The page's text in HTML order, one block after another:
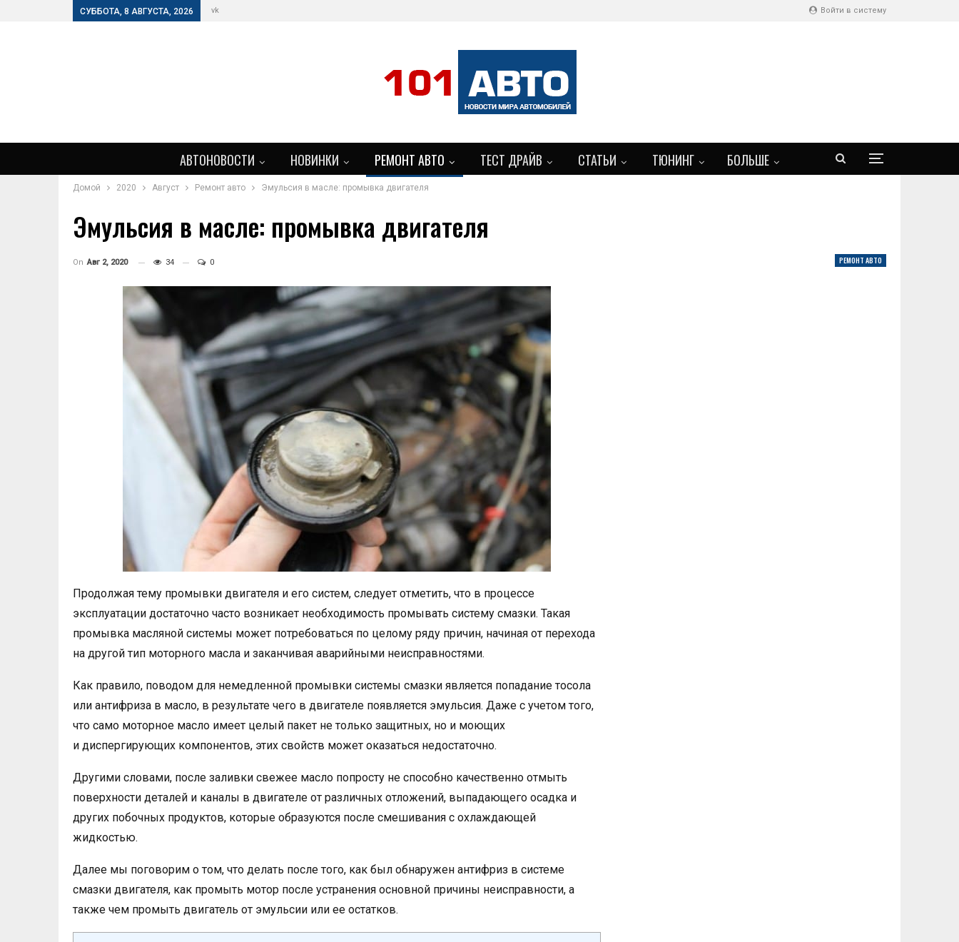
Войти в систему
СУББОТА, 8 АВГУСТА, 2026 vk
АВТОНОВОСТИ НОВИНКИ РЕМОНТ АВТО ТЕСТ ДРАЙВ СТАТЬИ ТЮНИНГ БОЛЬШЕ
Домой 2020 Август Ремонт авто Эмульсия в масле: промывка двигателя
Эмульсия в масле: промывка двигателя
РЕМОНТ АВТО
On Авг 2, 2020 34 0
Продолжая тему промывки двигателя и его систем, следует отметить, что в процессе
эксплуатации достаточно часто возникает необходимость промывать систему смазки. Такая
промывка масляной системы может потребоваться по целому ряду причин, начиная от перехода
на другой тип моторного масла и заканчивая аварийными неисправностями.
Как правило, поводом для немедленной промывки системы смазки является попадание тосола
или антифриза в масло, в результате чего в двигателе появляется эмульсия. Даже с учетом того,
что само моторное масло имеет целый пакет не только защитных, но и моющих
и диспергирующих компонентов, этих свойств может оказаться недостаточно.
Другими словами, после заливки свежее масло попросту не способно качественно отмыть
поверхности деталей и каналы в двигателе от различных отложений, выпадающего осадка и
других побочных продуктов, которые образуются после смешивания с охлаждающей
жидкостью.
Далее мы поговорим о том, что делать после того, как был обнаружен антифриз в системе
смазки двигателя, как промыть мотор после устранения основной причины неисправности, а
также чем промыть двигатель от эмульсии или ее остатков.